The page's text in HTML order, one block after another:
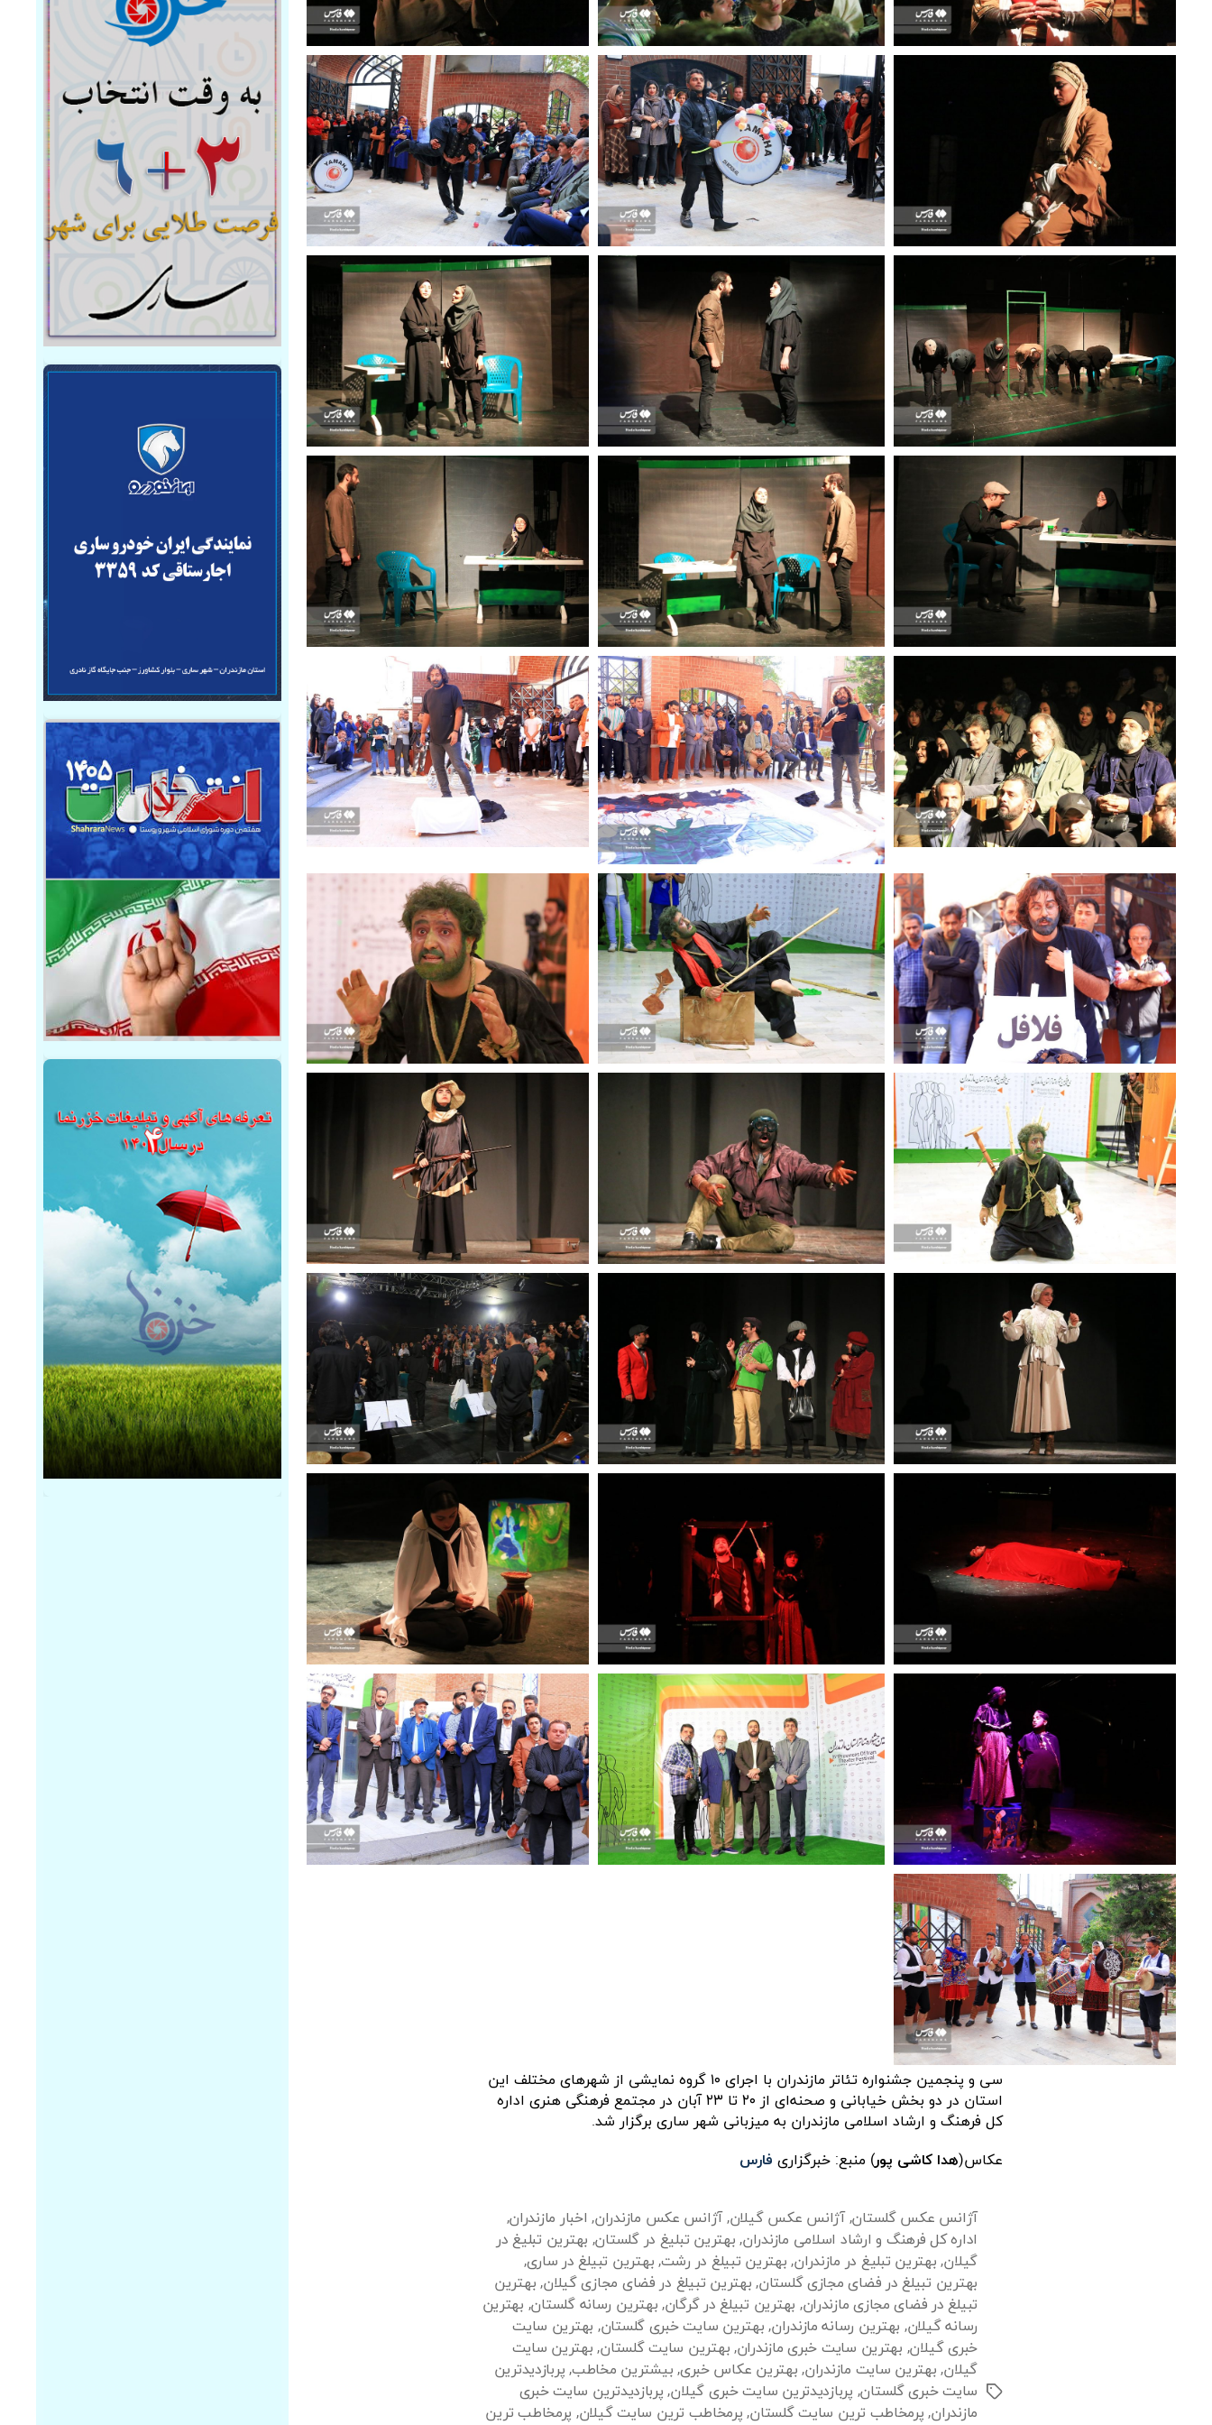
سی و پنجمین جشنواره تئاتر مازندران با اجرای ۱۰ گروه نمایشی از شهرهای مختلف این
استان در دو بخش خیابانی و صحنه‌ای از ۲۰ تا ۲۳ آبان در مجتمع فرهنگی هنری اداره
کل فرهنگ و ارشاد اسلامی مازندران به میزبانی شهر ساری برگزار شد.
عکاس(هدا کاشی پور) منبع: خبرگزاری فارس
برچسب‌ها
آژانس عکس گلستان,آژانس عکس گیلان,آژانس عکس مازندران, اخبار مازندران,
اداره کل فرهنگ و ارشاد اسلامی مازندران, بهترین تبلیغ در گلستان, بهترین تبلیغ در
گیلان, بهترین تبلیغ در مازندران, بهترین تبیلغ در رشت, بهترین تبیلغ در ساری,
بهترین تبیلغ در فضای مجازی گلستان, بهترین تبیلغ در فضای مجازی گیلان, بهترین
تبیلغ در فضای مجازی مازندران, بهترین تبیلغ در گرگان, بهترین رسانه گلستان, بهترین
رسانه گیلان, بهترین رسانه مازندران, بهترین سایت خبری گلستان, بهترین سایت
خبری گیلان, بهترین سایت خبری مازندران, بهترین سایت گلستان, بهترین سایت
گیلان, بهترین سایت مازندران, بهترین عکاس خبری, بیشترین مخاطب, پربازدیدترین
سایت خبری گلستان, پربازدیدترین سایت خبری گیلان, پربازدیدترین سایت خبری
مازندران, پرمخاطب ترین سایت گلستان, پرمخاطب ترین سایت گیلان, پرمخاطب ترین